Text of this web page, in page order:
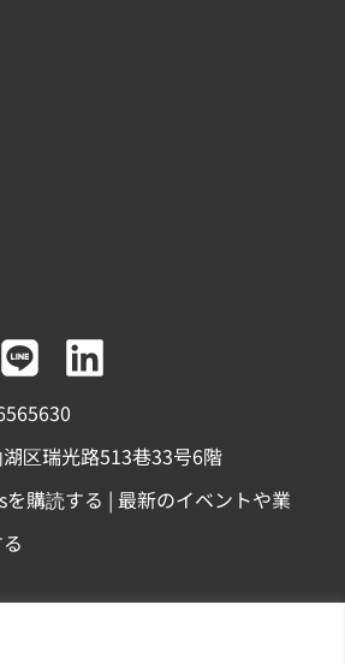
L
i
n
e
L
n
k
e
i
区瑞光路513巷33号6階
購読する | 最新のイベントや業